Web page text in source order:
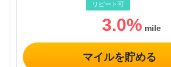
リピート可
3.0%
マイルを貯める